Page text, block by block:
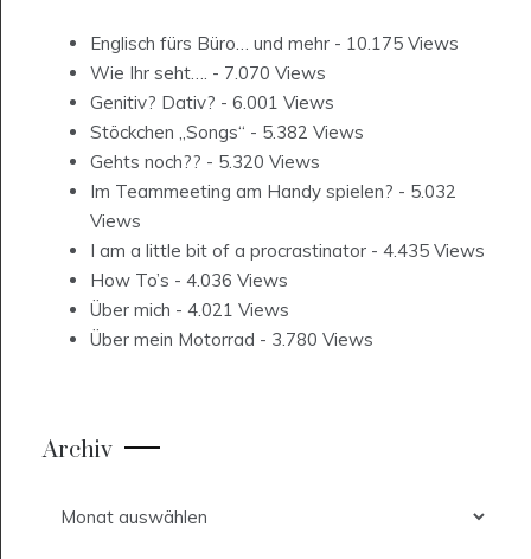
Englisch fürs Büro… und mehr - 10.175 Views
Wie Ihr seht…. - 7.070 Views
Genitiv? Dativ? - 6.001 Views
Stöckchen „Songs“ - 5.382 Views
Gehts noch?? - 5.320 Views
Im Teammeeting am Handy spielen? - 5.032
Views
I am a little bit of a procrastinator - 4.435 Views
How To’s - 4.036 Views
Über mich - 4.021 Views
Über mein Motorrad - 3.780 Views
Archiv